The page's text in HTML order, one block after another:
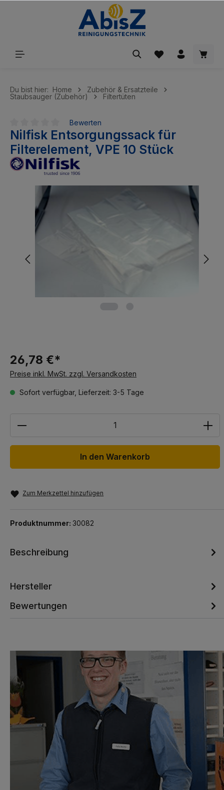
Du bist hier: Home
Zubehör & Ersatzteile
Staubsauger (Zubehör)
Filtertüten
Durchschnittliche Bewertung von 0 von 5 Sternen
Bewerten
Nilfisk Entsorgungssack für
Filterelement, VPE 10 Stück
26,78 €*
Preise inkl. MwSt. zzgl. Versandkosten
Sofort verfügbar, Lieferzeit: 3-5 Tage
In den Warenkorb
Zum Merkzettel hinzufügen
Produktnummer: 30082
Beschreibung
Hersteller
Bewertungen